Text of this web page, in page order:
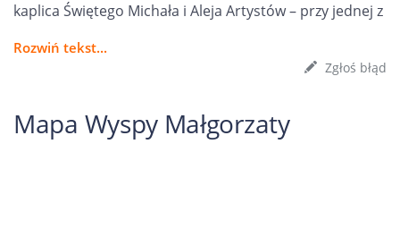
kaplica Świętego Michała i Aleja Artystów – przy jednej z
Rozwiń tekst...
Zgłoś błąd
Mapa Wyspy Małgorzaty